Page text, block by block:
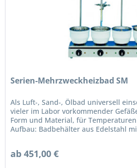
Serien-Mehrzweckheizbad SM
Als Luft-, Sand-, Ölbad universell
vieler im Labor vorkommender
Form und Material, für Temperaturen
Aufbau: Badbehälter aus Edelstahl
ab 451,00 €